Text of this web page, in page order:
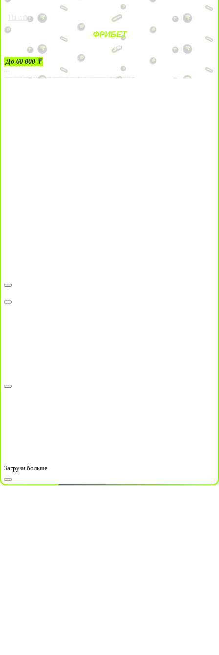
На сайт
ФРИБЕТ
ЗА ДЕПОЗИТЫ
До 60 000 ₸
21+
Лицензии №24514359, выданной комитетом индустрии туризма Министерства культуры и спорта Республики Казахстан срок до 27 сентября 2034 года.
Загрузи больше